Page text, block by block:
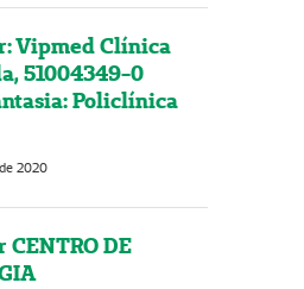
Vipmed Clínica
51004349-0
Policlínica
2020
DE